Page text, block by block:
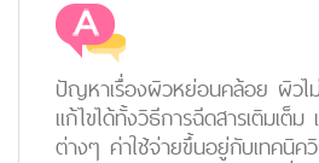
ปัญหาเรื่องผิวหย่อนคล้อย ผิวไ
แก้ไขได้ทั้งวิธีการฉีดสารเติมเต็ม
ต่างๆ ค่าใช้จ่ายขึ้นอยู่กับเทคนิค